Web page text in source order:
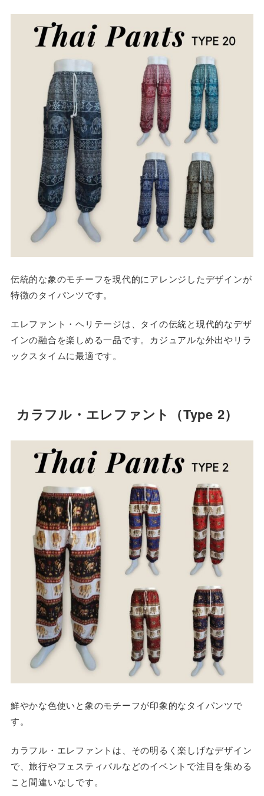
伝統的な象のモチーフを現代的にアレンジしたデザインが
特徴のタイパンツです。
エレファント・ヘリテージは、タイの伝統と現代的なデザ
インの融合を楽しめる一品です。カジュアルな外出やリラ
ックスタイムに最適です。
カラフル・エレファント（Type 2）
鮮やかな色使いと象のモチーフが印象的なタイパンツで
す。
カラフル・エレファントは、その明るく楽しげなデザイン
で、旅行やフェスティバルなどのイベントで注目を集める
こと間違いなしです。